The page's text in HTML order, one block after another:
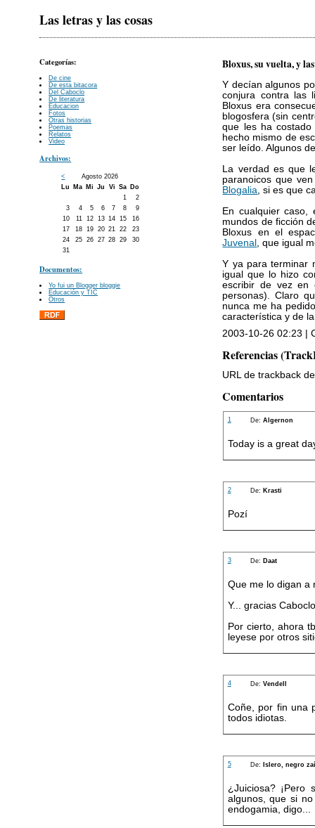
Las letras y las cosas
Categorías:
De cine
De esta bitacora
Del Caboclo
De literatura
Educacion
Fotos
Otras historias
Poemas
Relatos
Video
Archivos:
<
Agosto 2026
Lu
Ma Mi Ju Vi Sa
Do
1
2
3
4 5 6 7 8
9
10
11 12 13 14 15
16
17
18 19 20 21 22
23
24
25 26 27 28 29
30
31
Documentos:
Yo fui un Blogger bloggie
Educación y TIC
Otros
Bloxus, su vuelta, y
Y decían algunos
conjura contra las
Bloxus era
blogosfera (sin
que les ha
hecho mismo de
ser leído. Algunos
La verdad es que
paranoicos que
Blogalia , si es que
En cualquier
mundos de ficción
Bloxus en el
Juvenal
, que igual
Y ya para terminar
igual que lo hizo
escribir de vez en
personas). Claro
nunca me ha
característica y de
2003-10-26 02:23 |
Referencias
URL de trackback
Comentarios
1 De: Algernon
Today is a great
2 De: Krasti
Pozí
3 De: Daat
Que me lo digan a
Y... gracias
Por cierto, ahora
leyese por otros
4 De: Vendell
Coñe, por fin una
todos idiotas.
5 De: Islero, negro
¿Juiciosa?
algunos, que si
endogamia, digo...